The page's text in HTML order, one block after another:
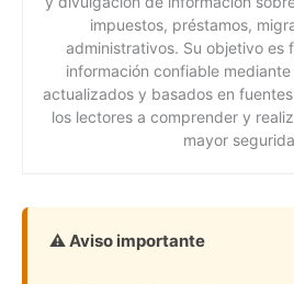
impuestos, préstamos,
administrativos. Su objetivo es
información confiable
actualizados y basados en
los lectores a comprender y
mayor
⚠️ Aviso importante